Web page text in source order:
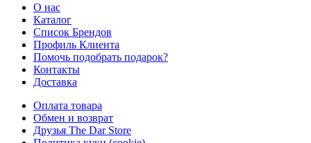
О нас
Каталог
Список Брендов
Профиль Клиента
Помочь подобрать подарок?
Контакты
Доставка
Оплата товара
Обмен и возврат
Друзья The Dar Store